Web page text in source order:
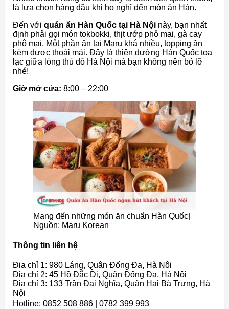
là lựa chọn hàng đầu khi họ nghĩ đến món ăn Hàn.
Đến với quán ăn Hàn Quốc tại Hà Nội này, bạn nhất
định phải gọi món tokbokki, thịt ướp phô mai, gà cay
phô mai. Một phần ăn tại Maru khá nhiều, topping ăn
kèm được thoải mái. Đây là thiên đường Hàn Quốc tọa
lạc giữa lòng thủ đô Hà Nội mà bạn không nên bỏ lỡ
nhé!
Giờ mở cửa: 8:00 – 22:00
Mang đến những món ăn chuẩn Hàn Quốc|
Nguồn: Maru Korean
Thông tin liên hệ
Địa chỉ 1: 980 Láng, Quận Đống Đa, Hà Nội
Địa chỉ 2: 45 Hồ Đắc Di, Quận Đống Đa, Hà Nội
Địa chỉ 3: 133 Trần Đại Nghĩa, Quận Hai Bà Trưng, Hà
Nội
Hotline: 0852 508 886 | 0782 399 993